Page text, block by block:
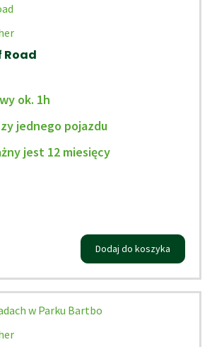
Road
ok. 1h
jednego pojazdu
jest 12 miesięcy
Dodaj do koszyka